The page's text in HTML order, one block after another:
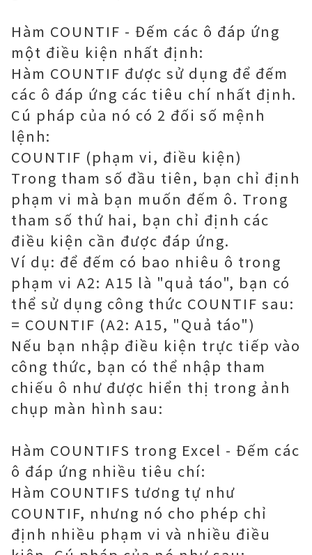
Hàm COUNTIF - Đếm các ô đáp ứng
một điều kiện nhất định:
Hàm COUNTIF được sử dụng để đếm
các ô đáp ứng các tiêu chí nhất định.
Cú pháp của nó có 2 đối số mệnh
lệnh:
COUNTIF (phạm vi, điều kiện)
Trong tham số đầu tiên, bạn chỉ định
phạm vi mà bạn muốn đếm ô. Trong
tham số thứ hai, bạn chỉ định các
điều kiện cần được đáp ứng.
Ví dụ: để đếm có bao nhiêu ô trong
phạm vi A2: A15 là "quả táo", bạn có
thể sử dụng công thức COUNTIF sau:
= COUNTIF (A2: A15, "Quả táo")
Nếu bạn nhập điều kiện trực tiếp vào
công thức, bạn có thể nhập tham
chiếu ô như được hiển thị trong ảnh
chụp màn hình sau:
Hàm COUNTIFS trong Excel - Đếm các
ô đáp ứng nhiều tiêu chí:
Hàm COUNTIFS tương tự như
COUNTIF, nhưng nó cho phép chỉ
định nhiều phạm vi và nhiều điều